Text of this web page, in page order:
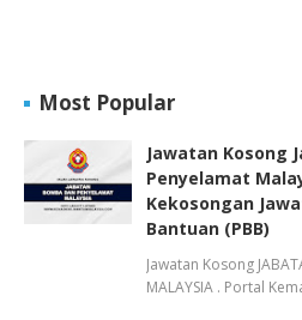
Most Popular
Jawatan Kosong
Penyelamat
Kekosongan
Bantuan (PBB)
Jawatan Kosong
MALAYSIA . Portal